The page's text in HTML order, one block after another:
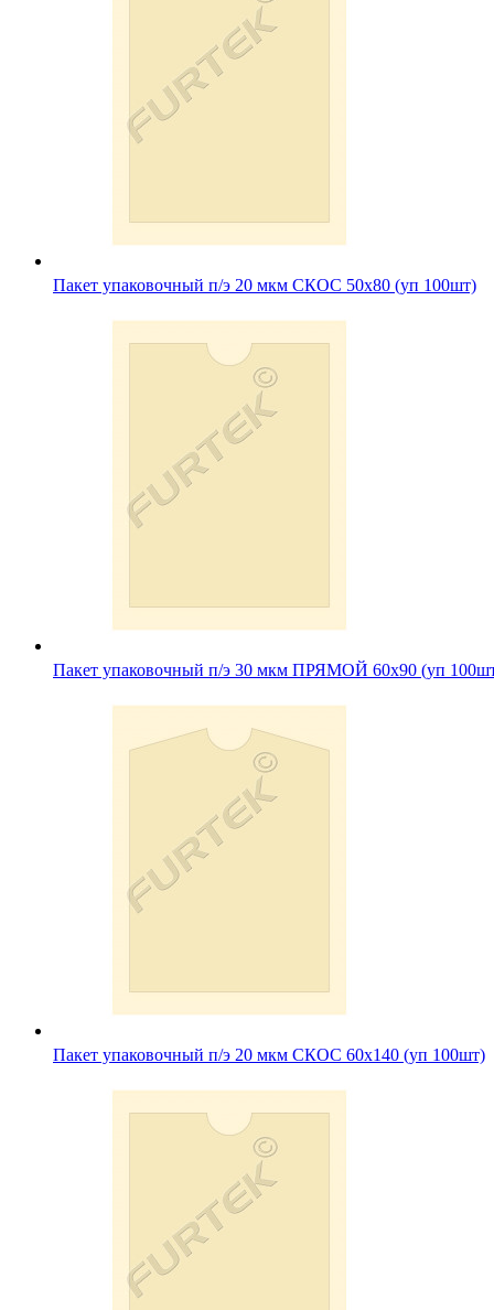
Пакет упаковочный п/э 20 мкм СКОС 50х80 (уп 100шт)
Пакет упаковочный п/э 30 мкм ПРЯМОЙ 60х90 (уп
Пакет упаковочный п/э 20 мкм СКОС 60х140 (уп 100шт)